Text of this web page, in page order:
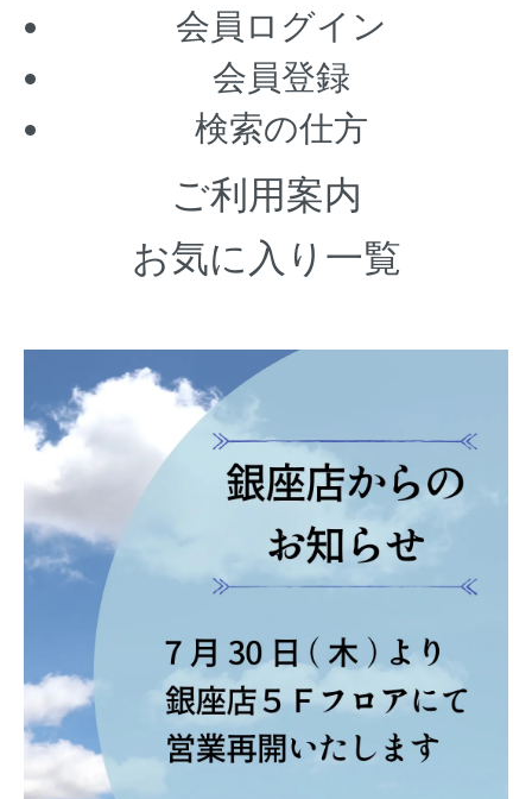
会員ログイン
会員登録
検索の仕方
ご利用案内
お気に入り一覧